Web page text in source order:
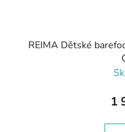
REIMA Dětské
1